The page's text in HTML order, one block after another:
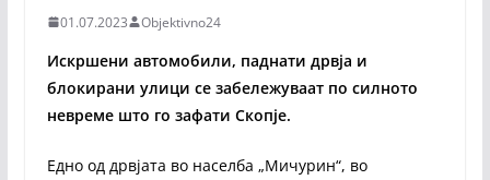
01.07.2023 Objektivno24
Искршени автомобили, паднати дрвја и
блокирани улици се забележуваат по силното
невреме што го зафати Скопје.
Едно од дрвјата во населба „Мичурин“, во